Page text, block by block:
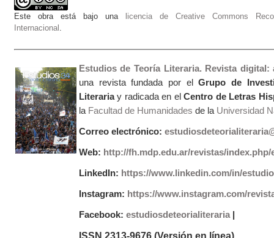
Este obra está bajo una
licencia de Creative Commons
Internacional
Estudios de Teoría Literaria. Revista
una revista fundada por elGrupo de
Literariay radicada en elCentro de Letras
la Facultad de Humanidades de laUniversidad
Correo electrónico:
Web: http://fh.mdp.edu.ar/revistas/index.php/
LinkedIn: https://www.linkedin.com/in/
Instagram: https://www.instagram.com/
Facebook: estudiosdeteorialiteraria|
ISSN 2313-9676 (Versión en línea)